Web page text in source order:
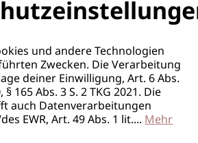
und andere Technologien
Zwecken. Die Verarbeitung
deiner Einwilligung, Art. 6 Abs.
§ 165 Abs. 3 S. 2 TKG 2021. Die
auch Datenverarbeitungen
EWR, Art. 49 Abs. 1 lit....Mehr